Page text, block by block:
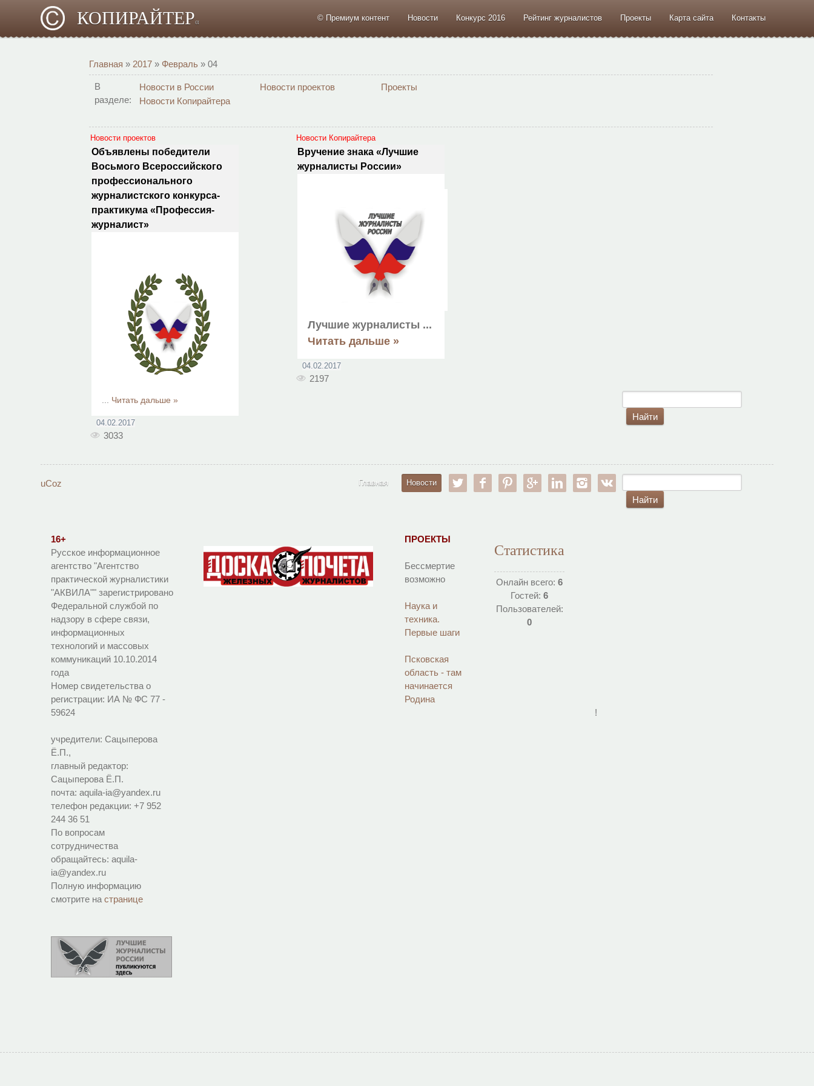
КОПИРАЙТЕРα © Премиум контент Новости Конкурс 2016 Рейтинг журналистов Проекты Карта сайта Контакты
Главная » 2017 » Февраль » 04
В
разделе:
Новости в России Новости проектов
Проекты
Новости Копирайтера
Новости проектов
Объявлены победители
Восьмого Всероссийского
профессионального
журналистского конкурса-
практикума «Профессия-
журналист»
Читать дальше »
04.02.2017
3033
Новости Копирайтера
Вручение знака «Лучшие
журналисты России»
Лучшие журналисты ...
Читать дальше »
04.02.2017
2197
uCoz twitter facebookpinterestgoogle-pllinkedin instagram
Главная Новости
16+
Русское информационное
агентство "Агентство
практической журналистики
"АКВИЛА"" зарегистрировано
Федеральной службой по
надзору в сфере связи,
информационных
технологий и массовых
коммуникаций 10.10.2014
года
Номер свидетельства о
регистрации: ИА № ФС 77 -
59624
учредители: Сацыперова
Ё.П.,
главный редактор:
Сацыперова Ё.П.
почта: aquila-ia@yandex.ru
телефон редакции: +7 952
244 36 51
По вопросам
сотрудничества
обращайтесь: aquila-
ia@yandex.ru
Полную информацию
смотрите настранице
ПРОЕКТЫ
Бессмертие
возможно
Наука и
техника.
Первые шаги
Псковская
область - там
начинается
Родина
Статистика
Онлайн всего:6
Гостей:6
Пользователей:
0
!